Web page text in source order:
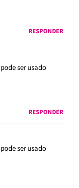
RESPONDER
ser usado
RESPONDER
ser usado